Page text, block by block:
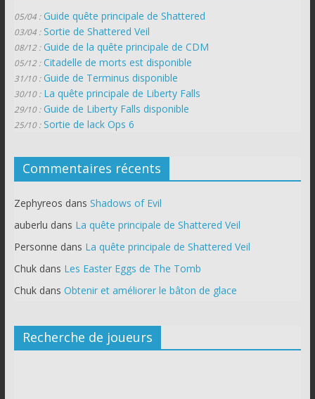
05/04 : Guide quête principale de Shattered
03/04 : Sortie de Shattered Veil
08/12 : Guide de la quête principale de CDM
05/12 : Citadelle de morts est disponible
31/10 : Guide de Terminus disponible
30/10 : La quête principale de Liberty Falls
29/10 : Guide de Liberty Falls disponible
25/10 : Sortie de lack Ops 6
Commentaires récents
Zephyreos dans Shadows of Evil
auberlu dans La quête principale de Shattered Veil
Personne dans La quête principale de Shattered Veil
Chukdans Les Easter Eggs de The Tomb
Chukdans Obtenir et améliorer le bâton de glace
Recherche de joueurs